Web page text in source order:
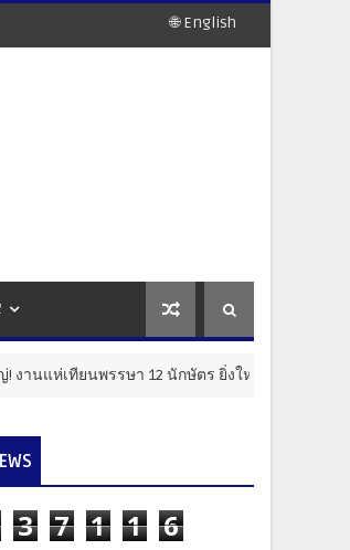
🌐 English
รษา 12 นักษัตร ยิ่งใหญ่อลังการ โชว์ไฮไลต์ "เรือ
3 7 1 1 6